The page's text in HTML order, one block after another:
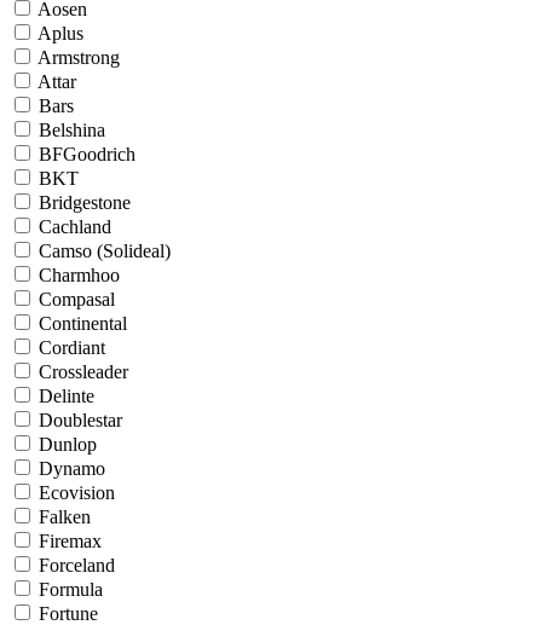
Aosen
Aplus
Armstrong
Attar
Bars
Belshina
BFGoodrich
BKT
Bridgestone
Cachland
Camso (Solideal)
Charmhoo
Compasal
Continental
Cordiant
Crossleader
Delinte
Doublestar
Dunlop
Dynamo
Ecovision
Falken
Firemax
Forceland
Formula
Fortune